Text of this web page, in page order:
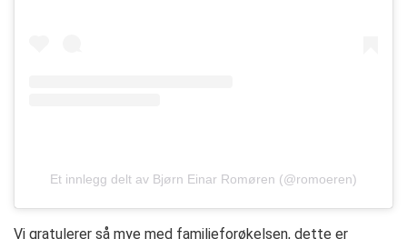
Et innlegg delt av Bjørn Einar Romøren (@romoeren)
Vi gratulerer så mye med familieforøkelsen, dette er